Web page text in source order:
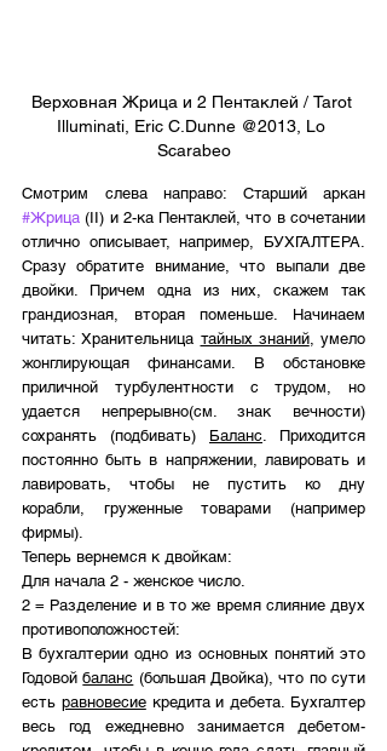
Верховная Жрица и 2 Пентаклей / Tarot
Illuminati, Eric C.Dunne @2013, Lo
Scarabeo
#Жрица (II) и 2-ка Пентаклей, что в сочетании
отлично описывает, например, БУХГАЛТЕРА.
Сразу обратите внимание, что выпали две
двойки. Причем одна из них, скажем так
грандиозная, вторая поменьше. Начинаем
читать: Хранительница тайных знаний, умело
жонглирующая финансами. В обстановке
приличной турбулентности с трудом, но
удается непрерывно(см. знак вечности)
сохранять (подбивать) Баланс . Приходится
постоянно быть в напряжении, лавировать и
лавировать, чтобы не пустить ко дну
корабли, груженные товарами (например
фирмы).
Теперь вернемся к двойкам:
Для начала 2 - женское число.
2 = Разделение и в то же время слияние двух
противоположностей:
В бухгалтерии одно из основных понятий это
Годовой баланс (большая Двойка), что по сути
есть равновесие кредита и дебета. Бухгалтер
весь год ежедневно занимается дебетом-